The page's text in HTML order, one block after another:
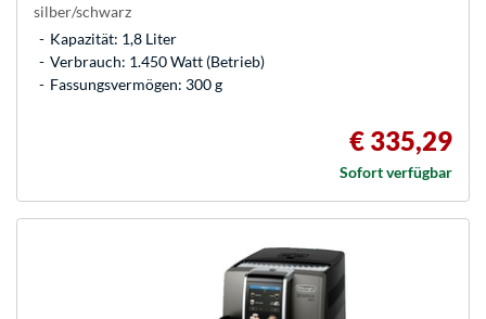
silber/schwarz
Kapazität: 1,8 Liter
Verbrauch: 1.450 Watt (Betrieb)
Fassungsvermögen: 300 g
€ 335,29
Sofort verfügbar